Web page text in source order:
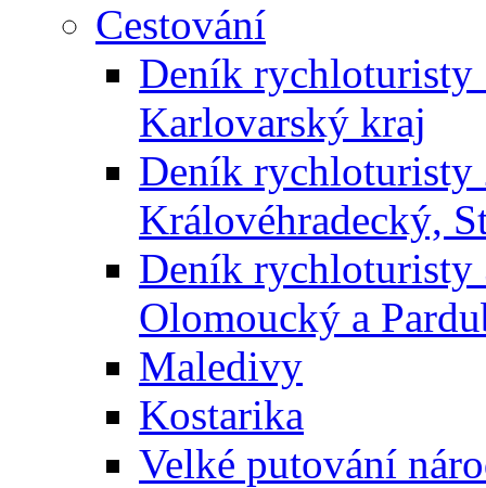
Cestování
Deník rychloturisty
Karlovarský kraj
Deník rychloturisty
Královéhradecký,
Deník rychloturisty
Olomoucký a
Maledivy
Kostarika
Velké putování